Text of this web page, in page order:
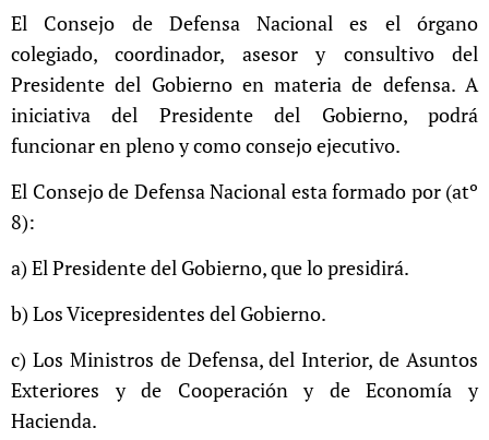
El Consejo de Defensa Nacional es el órgano
colegiado, coordinador, asesor y consultivo del
Presidente del Gobierno en materia de defensa. A
iniciativa del Presidente del Gobierno, podrá
funcionar en pleno y como consejo ejecutivo.
El Consejo de Defensa Nacional esta formado por (atº
8):
a) El Presidente del Gobierno, que lo presidirá.
b) Los Vicepresidentes del Gobierno.
c) Los Ministros de Defensa, del Interior, de Asuntos
Exteriores y de Cooperación y de Economía y
Hacienda.